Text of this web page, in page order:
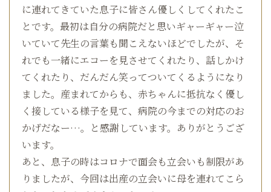
に連れてきていた息子に皆さん優しくしてくれたこ
とです。最初は自分の病院だと思いギャーギャー泣
いていて先生の言葉も聞こえないほどでしたが、そ
れでも一緒にエコーを見させてくれたり、話しかけ
てくれたり、だんだん笑ってついてくるようになり
ました。産まれてからも、赤ちゃんに抵抗なく優し
く接している様子を見て、病院の今までの対応のお
かげだなー…。と感謝しています。ありがとうござ
います。
あと、息子の時はコロナで面会も立会いも制限があ
りましたが、今回は出産の立会いに母を連れてこら